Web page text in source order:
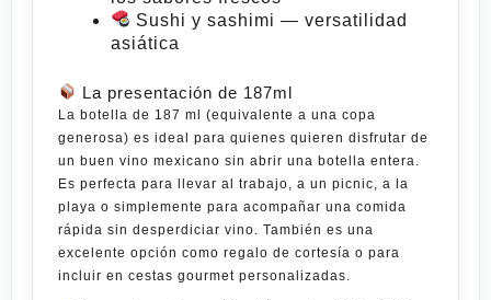
Sushi y sashimi — versatilidad
asiática
La presentación de 187ml
La botella de 187 ml (equivalente a una copa
generosa) es ideal para quienes quieren disfrutar de
un buen vino mexicano sin abrir una botella entera.
Es perfecta para llevar al trabajo, a un picnic, a la
playa o simplemente para acompañar una comida
rápida sin desperdiciar vino. También es una
excelente opción como regalo de cortesía o para
incluir en cestas gourmet personalizadas.